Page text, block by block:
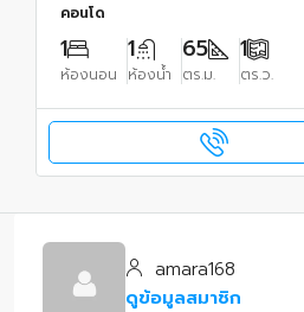
คอนโด
1
ห้องนอน
1
ห้องน้ำ
65
ตร.ม.
1
ตร.ว.
amara168
ดูข้อมูลสมาชิก